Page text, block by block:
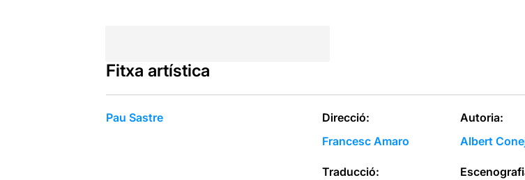
Fitxa artística
Pau Sastre
Direcció:
Francesc Amaro
Autoria:
Albert
Traducció: